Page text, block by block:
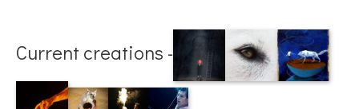
Current creations -